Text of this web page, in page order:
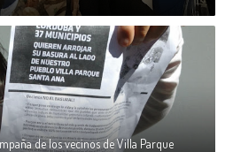
de los vecinos de Villa Parque